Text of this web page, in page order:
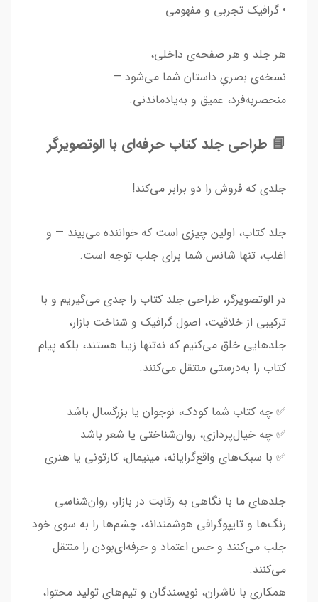
• گرافیک تجربی و مفهومی
هر جلد و هر صفحه‌ی داخلی،
نسخه‌ی بصریِ داستان شما می‌شود —
منحصربه‌فرد، عمیق و به‌یادماندنی.
📘 طراحی جلد کتاب حرفه‌ای با الوتصویرگر
جلدی که فروش را دو برابر می‌کند!
جلد کتاب، اولین چیزی است که خواننده می‌بیند — و
اغلب، تنها شانس شما برای جلب توجه است.
در الوتصویرگر، طراحی جلد کتاب را جدی می‌گیریم و با
ترکیبی از خلاقیت، اصول گرافیک و شناخت بازار،
جلدهایی خلق می‌کنیم که نه‌تنها زیبا هستند، بلکه پیام
کتاب را به‌درستی منتقل می‌کنند.
✅ چه کتاب شما کودک، نوجوان یا بزرگسال باشد
✅ چه خیال‌پردازی، روان‌شناختی یا شعر باشد
✅ با سبک‌های واقع‌گرایانه، مینیمال، کارتونی یا هنری
جلدهای ما با نگاهی به رقابت در بازار، روان‌شناسی
رنگ‌ها و تایپوگرافی هوشمندانه، چشم‌ها را به سوی خود
جلب می‌کنند و حس اعتماد و حرفه‌ای‌بودن را منتقل
می‌کنند.
همکاری با ناشران، نویسندگان و تیم‌های تولید محتوا،